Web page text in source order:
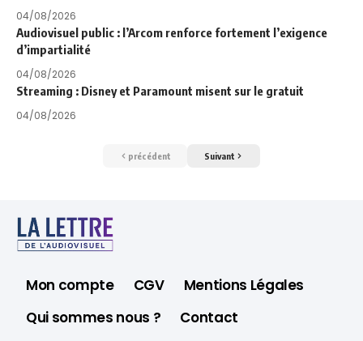
04/08/2026
Audiovisuel public : l’Arcom renforce fortement l’exigence
d’impartialité
04/08/2026
Streaming : Disney et Paramount misent sur le gratuit
04/08/2026
précédent Suivant
Mon compte CGV
Mentions Légales
Qui sommes nous ?
Contact